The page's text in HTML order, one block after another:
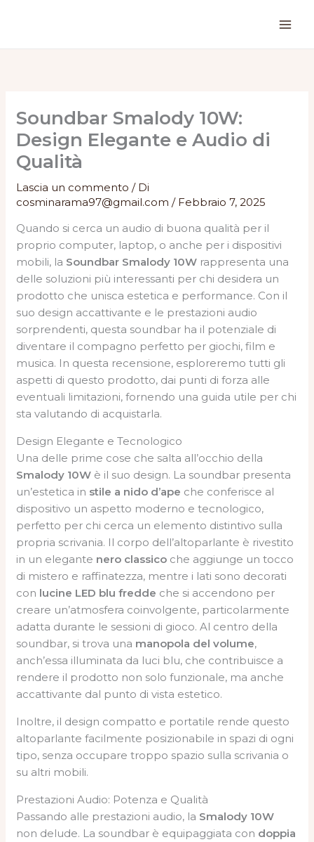
Soundbar Smalody 10W:
Design Elegante e Audio di
Qualità
Lascia un commento / Di
cosminarama97@gmail.com/ Febbraio 7, 2025
Quando si cerca un audio di buona qualità per il
proprio computer, laptop, o anche per i dispositivi
mobili, la Soundbar Smalody 10W rappresenta una
delle soluzioni più interessanti per chi desidera un
prodotto che unisca estetica e performance. Con il
suo design accattivante e le prestazioni audio
sorprendenti, questa soundbar ha il potenziale di
diventare il compagno perfetto per giochi, film e
musica. In questa recensione, esploreremo tutti gli
aspetti di questo prodotto, dai punti di forza alle
eventuali limitazioni, fornendo una guida utile per chi
sta valutando di acquistarla.
Design Elegante e Tecnologico
Una delle prime cose che salta all’occhio della
Smalody 10W è il suo design. La soundbar presenta
un’estetica in stile a nido d’ape che conferisce al
dispositivo un aspetto moderno e tecnologico,
perfetto per chi cerca un elemento distintivo sulla
propria scrivania. Il corpo dell’altoparlante è rivestito
in un elegante nero classico che aggiunge un tocco
di mistero e raffinatezza, mentre i lati sono decorati
con lucine LED blu fredde che si accendono per
creare un’atmosfera coinvolgente, particolarmente
adatta durante le sessioni di gioco. Al centro della
soundbar, si trova una manopola del volume,
anch’essa illuminata da luci blu, che contribuisce a
rendere il prodotto non solo funzionale, ma anche
accattivante dal punto di vista estetico.
Inoltre, il design compatto e portatile rende questo
altoparlante facilmente posizionabile in spazi di ogni
tipo, senza occupare troppo spazio sulla scrivania o
su altri mobili.
Prestazioni Audio: Potenza e Qualità
Passando alle prestazioni audio, la Smalody 10W
non delude. La soundbar è equipaggiata con doppia